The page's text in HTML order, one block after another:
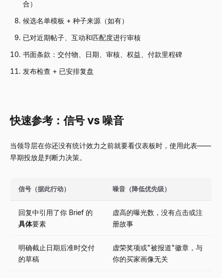
合）
候选名单模板 + 种子来源（如有）
已对近期帖子、互动和匹配度进行审核
书面条款：交付物、日期、审核、权益、付款里程碑
发布检查 + 已安排复盘
快速参考：信号 vs 噪音
当领导层在你还没有统计效力之前就要看仪表板时，使用此表——
早期投放是判断力决策。
信号（据此行动） 噪音（降低优先级）
回复中引用了你 Brief 的
具体要素
虚高的曝光数，没有点击或注
册故事
明确截止日期后准时交付
的草稿
虚荣奖项或"被报道"徽章，与
你的买家画像无关